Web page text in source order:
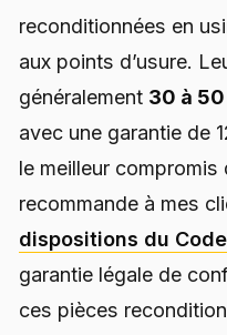
reconditionnées en
aux points d’usure.
généralement 30 à
avec une garantie de
le meilleur compromis
recommande à mes
dispositions du
garantie légale de
ces pièces